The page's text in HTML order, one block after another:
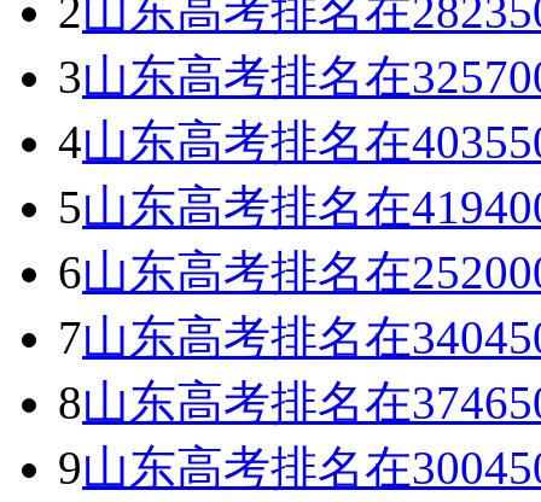
2山东高考排名在
3山东高考排名在
4山东高考排名在
5山东高考排名在
6山东高考排名在
7山东高考排名在
8山东高考排名在
9山东高考排名在